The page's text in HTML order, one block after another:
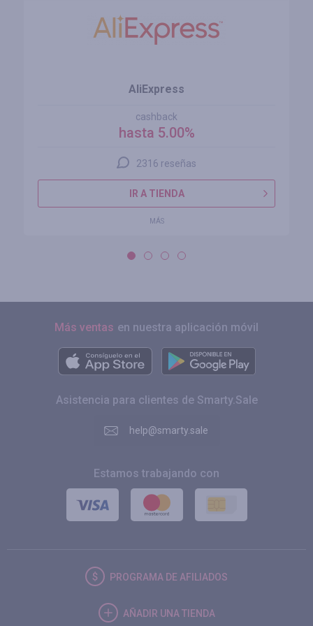
AliExpress
cashback
hasta 5.00%
2316 reseñas
IR A TIENDA
MÁS
Más ventas en nuestra aplicación móvil
Asistencia para clientes de Smarty.Sale
help@smarty.sale
Estamos trabajando con
PROGRAMA DE AFILIADOS
AÑADIR UNA TIENDA